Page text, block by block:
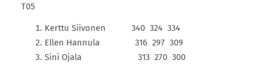
T05
Kerttu Siivonen 340 324 334
Ellen Hannula 316 297 309
Sini Ojala 313 270 300